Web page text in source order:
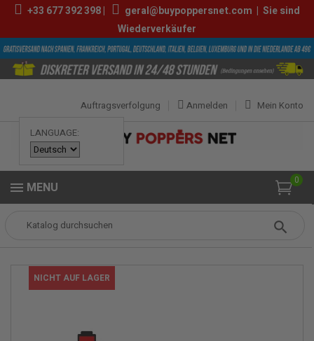
+33 677 392 398| geral@buypoppersnet.com | Sie sind
Wiederverkäufer
LANGUAGE:
Mein Konto
Anmelden
Auftragsverfolgung
0
MENU
POPPERS
NICHT AUF LAGER